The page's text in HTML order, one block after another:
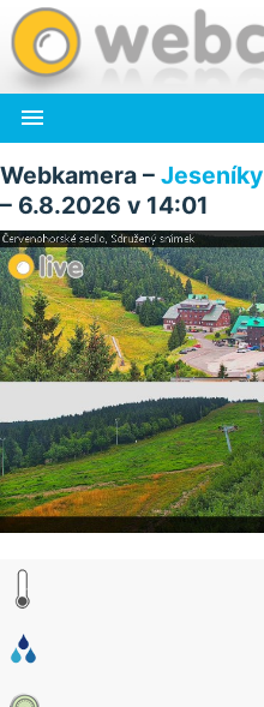

Webkamera – Jeseníky
– 6.8.2026 v 14:01